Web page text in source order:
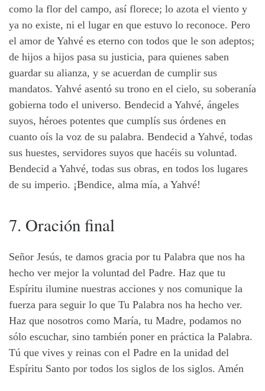
como la flor del campo, así florece; lo azota el viento y
ya no existe, ni el lugar en que estuvo lo reconoce. Pero
el amor de Yahvé es eterno con todos que le son adeptos;
de hijos a hijos pasa su justicia, para quienes saben
guardar su alianza, y se acuerdan de cumplir sus
mandatos. Yahvé asentó su trono en el cielo, su soberanía
gobierna todo el universo. Bendecid a Yahvé, ángeles
suyos, héroes potentes que cumplís sus órdenes en
cuanto oís la voz de su palabra. Bendecid a Yahvé, todas
sus huestes, servidores suyos que hacéis su voluntad.
Bendecid a Yahvé, todas sus obras, en todos los lugares
de su imperio. ¡Bendice, alma mía, a Yahvé!
7. Oración final
Señor Jesús, te damos gracia por tu Palabra que nos ha
hecho ver mejor la voluntad del Padre. Haz que tu
Espíritu ilumine nuestras acciones y nos comunique la
fuerza para seguir lo que Tu Palabra nos ha hecho ver.
Haz que nosotros como María, tu Madre, podamos no
sólo escuchar, sino también poner en práctica la Palabra.
Tú que vives y reinas con el Padre en la unidad del
Espíritu Santo por todos los siglos de los siglos. Amén